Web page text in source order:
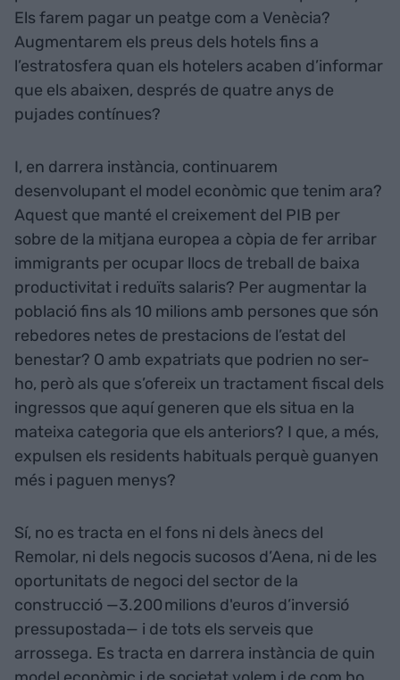
Els farem pagar un peatge com a Venècia?
Augmentarem els preus dels hotels fins a
l’estratosfera quan els hotelers acaben d’informar
que els abaixen, després de quatre anys de
pujades contínues?
I, en darrera instància, continuarem
desenvolupant el model econòmic que tenim ara?
Aquest que manté el creixement del PIB per
sobre de la mitjana europea a còpia de fer arribar
immigrants per ocupar llocs de treball de baixa
productivitat i reduïts salaris? Per augmentar la
població fins als 10 milions amb persones que són
rebedores netes de prestacions de l’estat del
benestar? O amb expatriats que podrien no ser-
ho, però als que s’ofereix un tractament fiscal dels
ingressos que aquí generen que els situa en la
mateixa categoria que els anteriors? I que, a més,
expulsen els residents habituals perquè guanyen
més i paguen menys?
Sí, no es tracta en el fons ni dels ànecs del
Remolar, ni dels negocis sucosos d’Aena, ni de les
oportunitats de negoci del sector de la
construcció —3.200 milions d'euros d’inversió
pressupostada— i de tots els serveis que
arrossega. Es tracta en darrera instància de quin